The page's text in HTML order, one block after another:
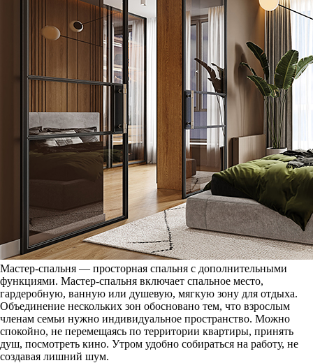
Мастер-спальня — просторная спальня с дополнительными
функциями. Мастер-спальня включает спальное место,
гардеробную, ванную или душевую, мягкую зону для отдыха.
Объединение нескольких зон обосновано тем, что взрослым
членам семьи нужно индивидуальное пространство. Можно
спокойно, не перемещаясь по территории квартиры, принять
душ, посмотреть кино. Утром удобно собираться на работу, не
создавая лишний шум.